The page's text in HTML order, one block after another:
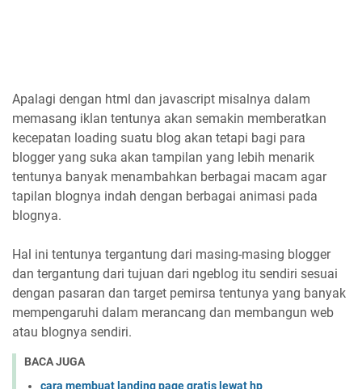
Apalagi dengan html dan javascript misalnya dalam
memasang iklan tentunya akan semakin memberatkan
kecepatan loading suatu blog akan tetapi bagi para
blogger yang suka akan tampilan yang lebih menarik
tentunya banyak menambahkan berbagai macam agar
tapilan blognya indah dengan berbagai animasi pada
blognya.
Hal ini tentunya tergantung dari masing-masing blogger
dan tergantung dari tujuan dari ngeblog itu sendiri sesuai
dengan pasaran dan target pemirsa tentunya yang banyak
mempengaruhi dalam merancang dan membangun web
atau blognya sendiri.
BACA JUGA
cara membuat landing page gratis lewat hp